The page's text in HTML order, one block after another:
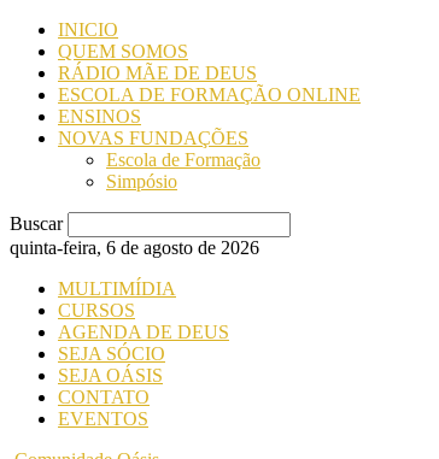
INICIO
QUEM SOMOS
RÁDIO MÃE DE DEUS
ESCOLA DE FORMAÇÃO ONLINE
ENSINOS
NOVAS FUNDAÇÕES
Escola de Formação
Simpósio
Buscar
quinta-feira, 6 de agosto de 2026
MULTIMÍDIA
CURSOS
AGENDA DE DEUS
SEJA SÓCIO
SEJA OÁSIS
CONTATO
EVENTOS